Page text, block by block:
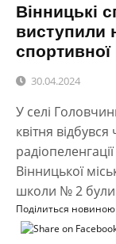
Вінницькі
виступили
спортивної
30.04.2024
У селі
квітня
Вінницької
школи № 2 були
Поділиться новиною